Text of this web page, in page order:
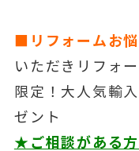
■リフォームお悩
いただきリフォ
限定！大人気輸
ゼント
★ご相談がある